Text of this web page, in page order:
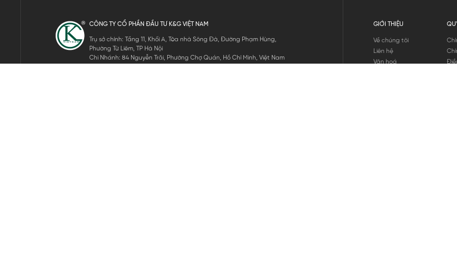
CÔNG TY CỔ PHẦN ĐẦU TƯ K&G VIỆT NAM
Trụ sở chính: Tầng 11, Khối A, Tòa nhà Sông Đà, Đường Phạm Hùng,
Phường Từ Liêm, TP Hà Nội
Chi Nhánh: 84 Nguyễn Trãi, Phường Chợ Quán, Hồ Chí Minh, Việt Nam
GIỚI THIỆU
Về chúng tôi
Liên hệ
Văn hoá